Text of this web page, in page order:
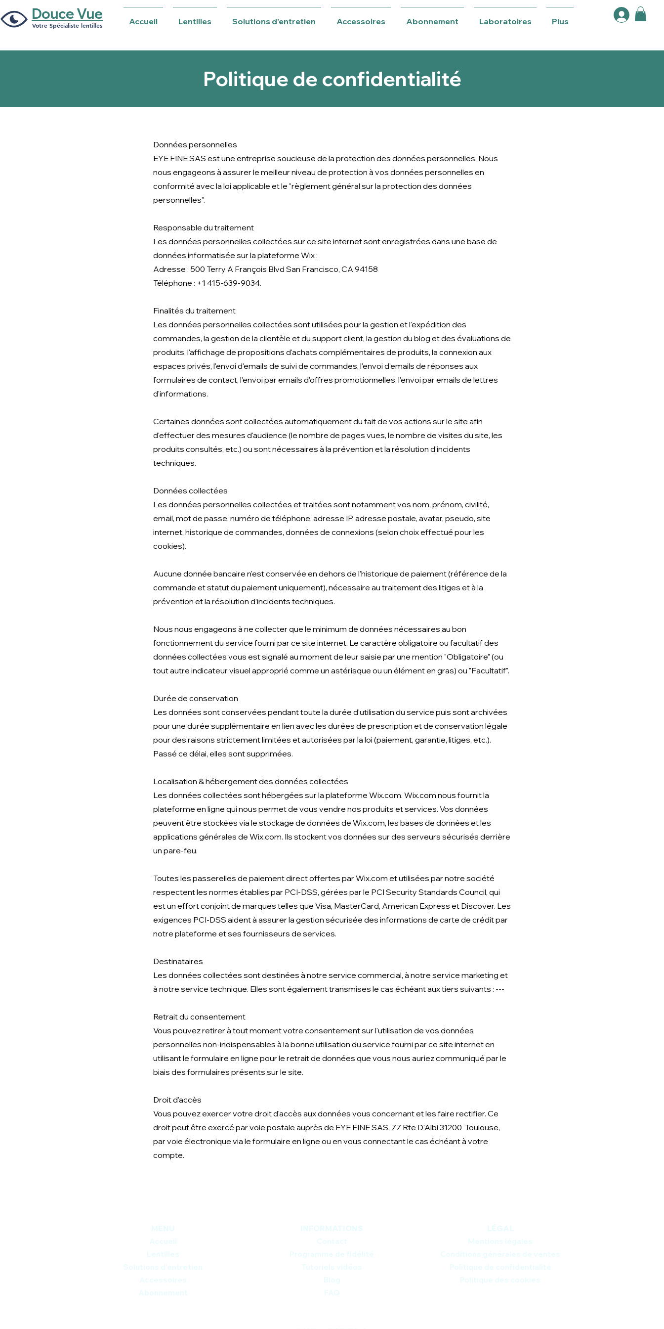
Douce Vue
Votre Spécialiste lentilles Accueil Lentilles Solutions d'entretien Accessoires Abonnement Laboratoires Plus
Politique de confidentialité
Données personnelles
EYE FINE SAS est une entreprise soucieuse de la protection des données personnelles. Nous
nous engageons à assurer le meilleur niveau de protection à vos données personnelles en
conformité avec la loi applicable et le "règlement général sur la protection des données
personnelles".
Responsable du traitement
Les données personnelles collectées sur ce site internet sont enregistrées dans une base de
données informatisée sur la plateforme Wix :
Adresse : 500 Terry A François Blvd San Francisco, CA 94158
Téléphone : +1 415-639-9034.
Finalités du traitement
Les données personnelles collectées sont utilisées pour la gestion et l'expédition des
commandes, la gestion de la clientèle et du support client, la gestion du blog et des évaluations de
produits, l'affichage de propositions d'achats complémentaires de produits, la connexion aux
espaces privés, l'envoi d'emails de suivi de commandes, l'envoi d'emails de réponses aux
formulaires de contact, l'envoi par emails d'offres promotionnelles, l'envoi par emails de lettres
d'informations.
Certaines données sont collectées automatiquement du fait de vos actions sur le site afin
d'effectuer des mesures d'audience (le nombre de pages vues, le nombre de visites du site, les
produits consultés, etc.) ou sont nécessaires à la prévention et la résolution d’incidents
techniques.
Données collectées
Les données personnelles collectées et traitées sont notamment vos nom, prénom, civilité,
email, mot de passe, numéro de téléphone, adresse IP, adresse postale, avatar, pseudo, site
internet, historique de commandes, données de connexions (selon choix effectué pour les
cookies).
Aucune donnée bancaire n'est conservée en dehors de l'historique de paiement (référence de la
commande et statut du paiement uniquement), nécessaire au traitement des litiges et à la
prévention et la résolution d’incidents techniques.
Nous nous engageons à ne collecter que le minimum de données nécessaires au bon
fonctionnement du service fourni par ce site internet. Le caractère obligatoire ou facultatif des
données collectées vous est signalé au moment de leur saisie par une mention "Obligatoire" (ou
tout autre indicateur visuel approprié comme un astérisque ou un élément en gras) ou "Facultatif".
Durée de conservation
Les données sont conservées pendant toute la durée d'utilisation du service puis sont archivées
pour une durée supplémentaire en lien avec les durées de prescription et de conservation légale
pour des raisons strictement limitées et autorisées par la loi (paiement, garantie, litiges, etc.).
Passé ce délai, elles sont supprimées.
Localisation & hébergement des données collectées
Les données collectées sont hébergées sur la plateforme Wix.com. Wix.com nous fournit la
plateforme en ligne qui nous permet de vous vendre nos produits et services. Vos données
peuvent être stockées via le stockage de données de Wix.com, les bases de données et les
applications générales de Wix.com. Ils stockent vos données sur des serveurs sécurisés derrière
un pare-feu.
Toutes les passerelles de paiement direct offertes par Wix.com et utilisées par notre société
respectent les normes établies par PCI-DSS, gérées par le PCI Security Standards Council, qui
est un effort conjoint de marques telles que Visa, MasterCard, American Express et Discover. Les
exigences PCI-DSS aident à assurer la gestion sécurisée des informations de carte de crédit par
notre plateforme et ses fournisseurs de services.
Destinataires
Les données collectées sont destinées à notre service commercial, à notre service marketing et
à notre service technique. Elles sont également transmises le cas échéant aux tiers suivants : ---
Retrait du consentement
Vous pouvez retirer à tout moment votre consentement sur l'utilisation de vos données
personnelles non-indispensables à la bonne utilisation du service fourni par ce site internet en
utilisant le formulaire en ligne pour le retrait de données que vous nous auriez communiqué par le
biais des formulaires présents sur le site.
Droit d'accès
Vous pouvez exercer votre droit d'accès aux données vous concernant et les faire rectifier. Ce
droit peut être exercé par voie postale auprès de EYE FINE SAS, 77 Rte D'Albi 31200 Toulouse,
par voie électronique via le formulaire en ligne ou en vous connectant le cas échéant à votre
compte.